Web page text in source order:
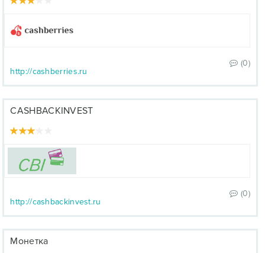
(0)
http://cashberries.ru
CASHBACKINVEST
(0)
http://cashbackinvest.ru
Монетка